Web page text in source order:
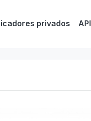
privados API